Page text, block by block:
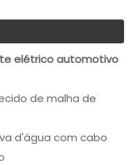
elétrico automotivo
de malha de
d'água com cabo